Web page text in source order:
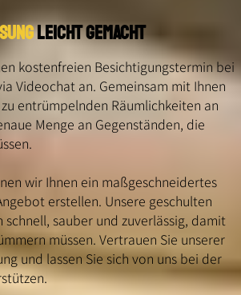
leicht gemacht
kostenfreien Besichtigungstermin bei
Videochat an. Gemeinsam mit Ihnen
entrümpelnden Räumlichkeiten an
Menge an Gegenständen, die
wir Ihnen ein maßgeschneidertes
erstellen. Unsere geschulten
sauber und zuverlässig, damit
müssen. Vertrauen Sie unserer
und lassen Sie sich von uns bei der